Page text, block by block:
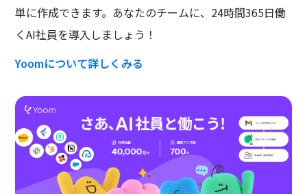
単に作成できます。あなたのチームに、24時間365日働
くAI社員を導入しましょう！
Yoomについて詳しくみる